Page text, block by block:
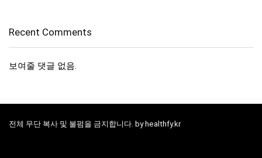
Recent Comments
보여줄 댓글 없음.
전체 무단 복사 및 불펌을 금지합니다. by healthfy.kr